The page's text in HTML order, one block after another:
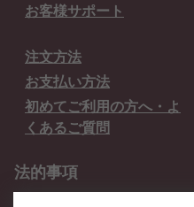
お客様サポート
注文方法
お支払い方法
初めてご利用の方へ・よ
くあるご質問
法的事項